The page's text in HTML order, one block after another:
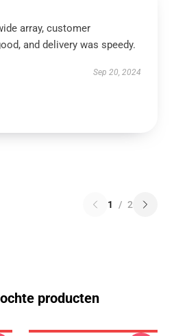
array, customer
and delivery was speedy.
Sep 20, 2024
1 / 2
producten